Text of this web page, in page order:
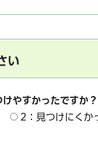
い
やすかったですか？
2：見つけにくか